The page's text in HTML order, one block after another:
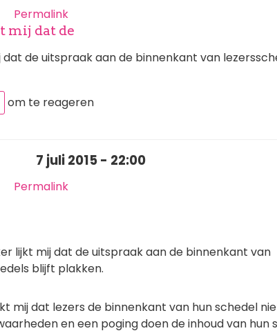
Permalink
mij dat de
dat de uitspraak aan de binnenkant van
om te reageren
7 juli 2015 - 22:00
Permalink
lijkt mij dat de uitspraak aan de binnenkant van
blijft plakken.
mij dat lezers de binnenkant van hun schedel
en een poging doen de inhoud van hun